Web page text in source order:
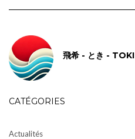
飛希 - とき - TOKI
CATÉGORIES
Actualités